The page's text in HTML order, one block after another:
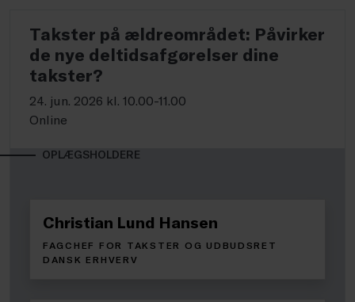
Takster på ældreområdet: Påvirker
de nye deltidsafgørelser dine
takster?
24. jun. 2026 kl. 10.00-11.00
Online
OPLÆGSHOLDERE
Christian Lund Hansen
FAGCHEF FOR TAKSTER OG UDBUDSRET
DANSK ERHVERV